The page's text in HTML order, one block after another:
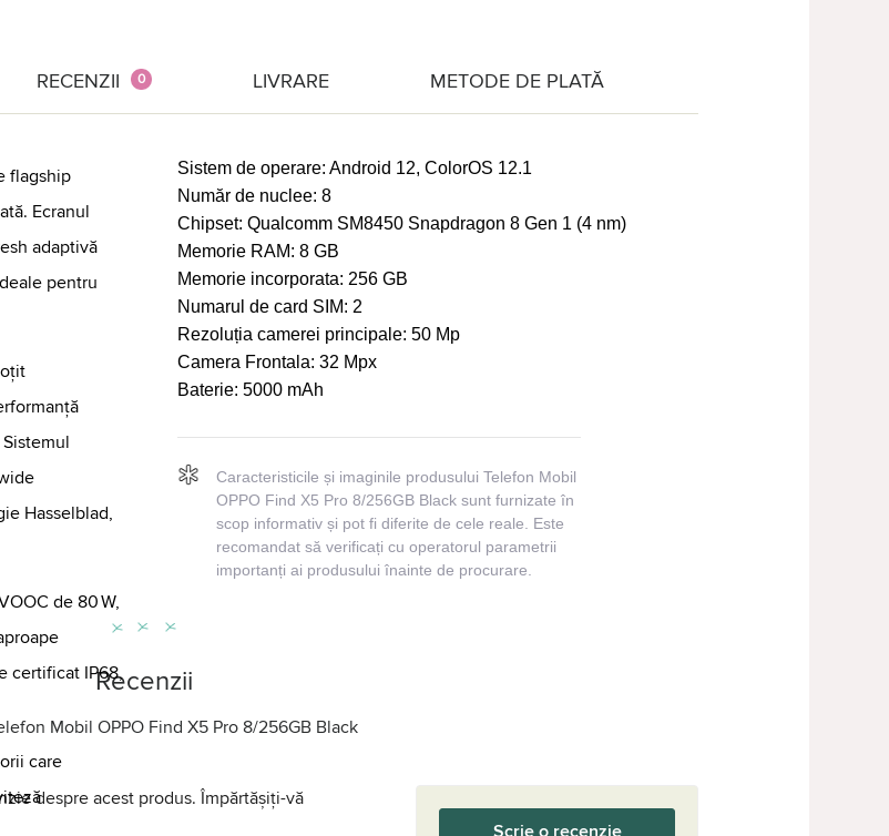
RECENZII 0 LIVRARE METODE DE PLATĂ
flagship
Ecranul
adaptivă
pentru
Hasselblad,
de 80 W,
certificat IP68,
care
Sistem de operare: Android 12, ColorOS 12.1
Număr de nuclee: 8
Chipset: Qualcomm SM8450 Snapdragon 8 Gen 1 (4 nm)
Memorie RAM: 8 GB
Memorie incorporata: 256 GB
Numarul de card SIM: 2
Rezoluția camerei principale: 50 Mp
Camera Frontala: 32 Mpx
Baterie: 5000 mAh
Caracteristicile și imaginile produsului Telefon Mobil
OPPO Find X5 Pro 8/256GB Black sunt furnizate în
scop informativ și pot fi diferite de cele reale. Este
recomandat să verificați cu operatorul parametrii
importanți ai produsului înainte de procurare.
Recenzii
Mobil OPPO Find X5 Pro 8/256GB Black
despre acest produs. Împărtășiți-vă
Scrie o recenzie